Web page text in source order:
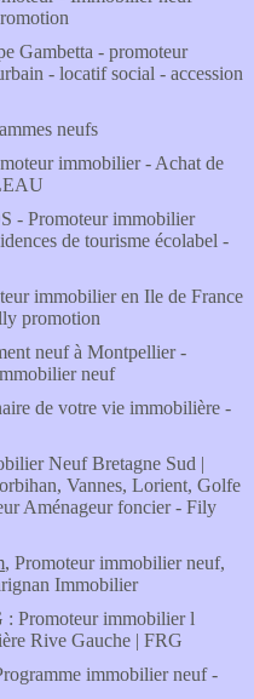
Gambetta - promoteur
- locatif social - accession
neufs
immobilier - Achat de
- Promoteur immobilier
de tourisme écolabel -
immobilier en Ile de France
promotion
neuf à Montpellier -
neuf
de votre vie immobilière -
Neuf Bretagne Sud |
Vannes, Lorient, Golfe
Aménageur foncier - Fily
, Promoteur immobilier neuf,
Immobilier
: Promoteur immobilier l
Rive Gauche | FRG
immobilier neuf -